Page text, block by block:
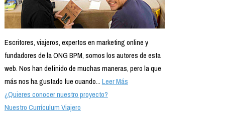
Escritores, viajeros, expertos en marketing online y
fundadores de la ONG BPM, somos los autores de esta
web. Nos han definido de muchas maneras, pero la que
más nos ha gustado fue cuando...Leer Más
¿Quieres conocer nuestro proyecto?
Nuestro Currículum Viajero